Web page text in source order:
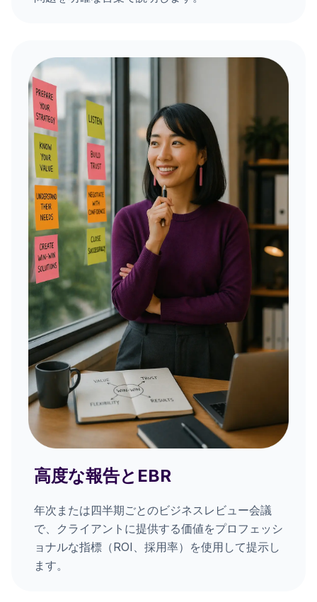
高度な報告とEBR
年次または四半期ごとのビジネスレビュー会議
で、クライアントに提供する価値をプロフェッシ
ョナルな指標（ROI、採用率）を使用して提示し
ます。